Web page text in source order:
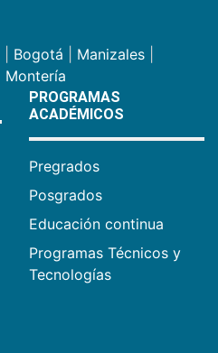
Bogotá Manizales
Montería
PROGRAMAS
ACADÉMICOS
Pregrados
Posgrados
Educación continua
Programas Técnicos y
Tecnologías